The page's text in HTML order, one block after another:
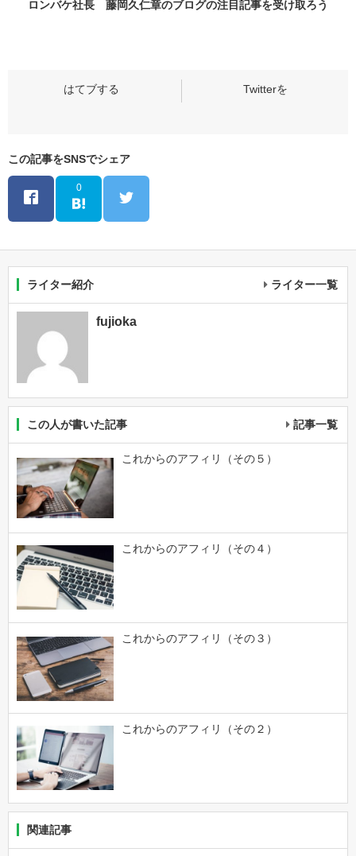
ロンバケ社長 藤岡久仁章のブログの注目記事を受け取ろう
この記事をSNSでシェア
0
ライター紹介 ライター一覧
fujioka
この人が書いた記事 記事一覧
これからのアフィリ（その５）
これからのアフィリ（その４）
これからのアフィリ（その３）
これからのアフィリ（その２）
関連記事